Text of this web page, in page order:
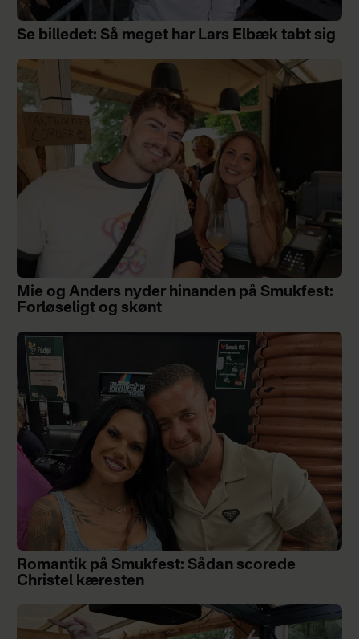
Se billedet: Så meget har Lars Elbæk tabt sig
Mie og Anders nyder hinanden på Smukfest:
Forløseligt og skønt
Romantik på Smukfest: Sådan scorede
Christel kæresten